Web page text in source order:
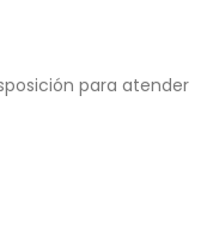
para atender